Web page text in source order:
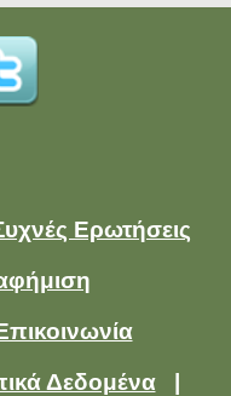
Ερωτήσεις
Δεδομένα|